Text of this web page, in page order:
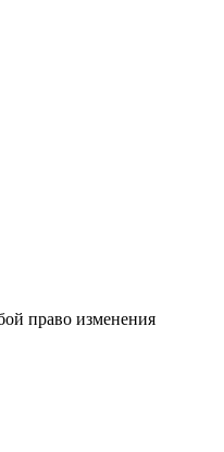
право изменения